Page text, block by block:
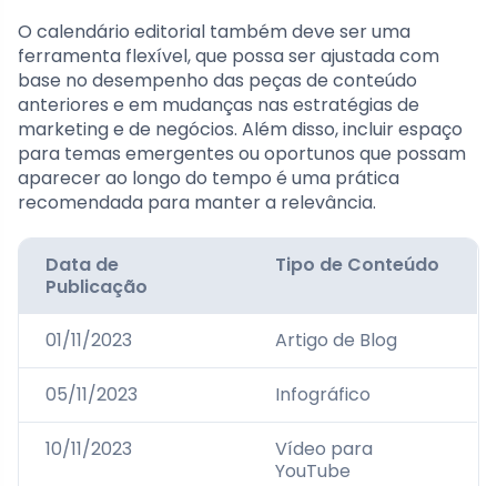
O calendário editorial também deve ser uma
ferramenta flexível, que possa ser ajustada com
base no desempenho das peças de conteúdo
anteriores e em mudanças nas estratégias de
marketing e de negócios. Além disso, incluir espaço
para temas emergentes ou oportunos que possam
aparecer ao longo do tempo é uma prática
recomendada para manter a relevância.
Data de
Publicação
Tipo de Conteúdo
01/11/2023 Artigo de Blog
05/11/2023 Infográfico
10/11/2023
Vídeo para
YouTube